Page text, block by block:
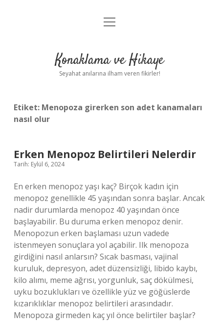
Anasayfa
Yasal Uyarı
menüyü
Konaklama ve Hikaye
Seyahat anılarına ilham veren fikirler!
Etiket: Menopoza girerken son adet kanamaları
nasıl olur
Erken Menopoz Belirtileri Nelerdir
Tarih: Eylül 6, 2024
En erken menopoz yaşı kaç? Birçok kadın için
menopoz genellikle 45 yaşından sonra başlar. Ancak
nadir durumlarda menopoz 40 yaşından önce
başlayabilir. Bu duruma erken menopoz denir.
Menopozun erken başlaması uzun vadede
istenmeyen sonuçlara yol açabilir. Ilk menopoza
girdiğini nasıl anlarsın? Sıcak basması, vajinal
kuruluk, depresyon, adet düzensizliği, libido kaybı,
kilo alımı, meme ağrısı, yorgunluk, saç dökülmesi,
uyku bozuklukları ve özellikle yüz ve göğüslerde
kızarıklıklar menopoz belirtileri arasındadır.
Menopoza girmeden kaç yıl önce belirtiler başlar?